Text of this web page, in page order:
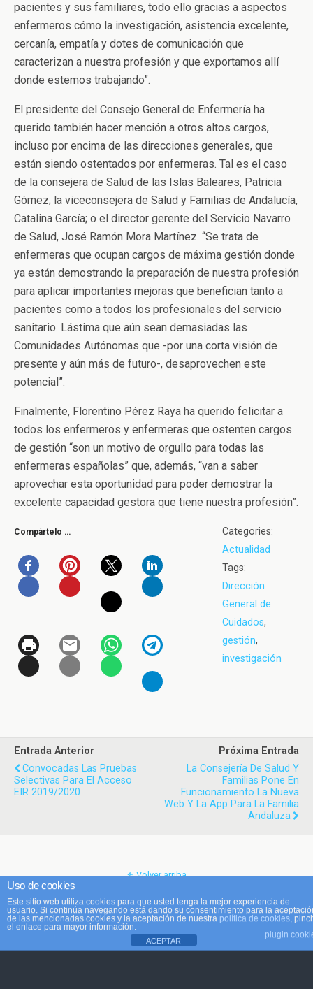
pacientes y sus familiares, todo ello gracias a aspectos
enfermeros cómo la investigación, asistencia excelente,
cercanía, empatía y dotes de comunicación que
caracterizan a nuestra profesión y que exportamos allí
donde estemos trabajando”.
El presidente del Consejo General de Enfermería ha
querido también hacer mención a otros altos cargos,
incluso por encima de las direcciones generales, que
están siendo ostentados por enfermeras. Tal es el caso
de la consejera de Salud de las Islas Baleares, Patricia
Gómez; la viceconsejera de Salud y Familias de Andalucía,
Catalina García; o el director gerente del Servicio Navarro
de Salud, José Ramón Mora Martínez. “Se trata de
enfermeras que ocupan cargos de máxima gestión donde
ya están demostrando la preparación de nuestra profesión
para aplicar importantes mejoras que benefician tanto a
pacientes como a todos los profesionales del servicio
sanitario. Lástima que aún sean demasiadas las
Comunidades Autónomas que -por una corta visión de
presente y aún más de futuro-, desaprovechen este
potencial”.
Finalmente, Florentino Pérez Raya ha querido felicitar a
todos los enfermeros y enfermeras que ostenten cargos
de gestión “son un motivo de orgullo para todas las
enfermeras españolas” que, además, “van a saber
aprovechar esta oportunidad para poder demostrar la
excelente capacidad gestora que tiene nuestra profesión”.
Compártelo …
Categories:
Actualidad
Tags:
Dirección
General de
Cuidados,
gestión,
investigación
Entrada Anterior
Convocadas Las Pruebas
Selectivas Para El Acceso
EIR 2019/2020
Próxima Entrada
La Consejería De Salud Y
Familias Pone En
Funcionamiento La Nueva
Web Y La App Para La Familia
Andaluza
Volver arriba
Móvil Escritorio
Uso de cookies
Este sitio web utiliza cookies para que usted tenga la mejor experiencia de
usuario. Si continúa navegando está dando su consentimiento para la
de las mencionadas cookies y la aceptación de nuestra política de cookies,
el enlace para mayor información.
plugin
ACEPTAR